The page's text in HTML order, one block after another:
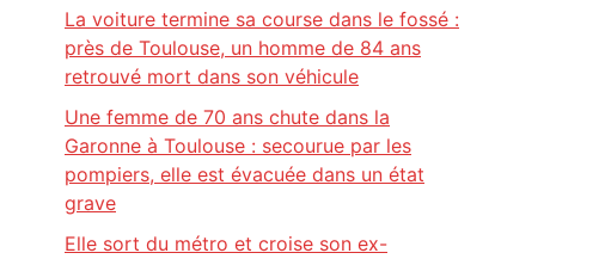
La voiture termine sa course dans le fossé :
près de Toulouse, un homme de 84 ans
retrouvé mort dans son véhicule
Une femme de 70 ans chute dans la
Garonne à Toulouse : secourue par les
pompiers, elle est évacuée dans un état
grave
Elle sort du métro et croise son ex-